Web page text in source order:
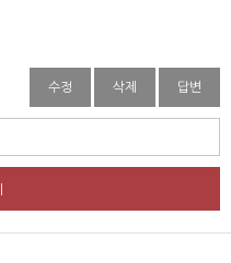
수정 삭제 답변